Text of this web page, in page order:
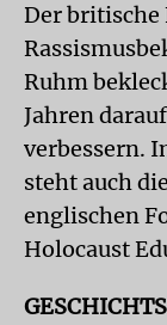
Der britische
Ruhm
Jahren
verbessern.
steht auch
englischen
Holocaust